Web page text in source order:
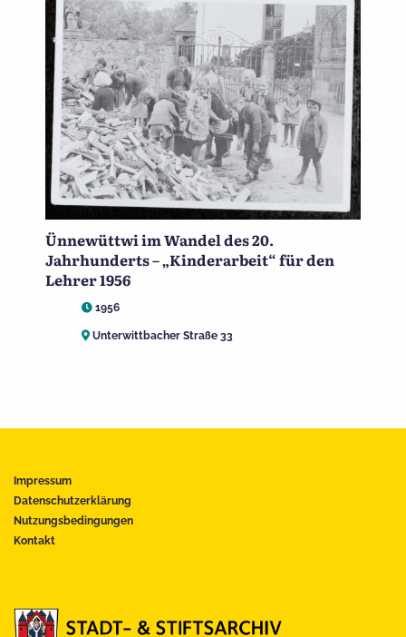
Ünnewüttwi im Wandel des 20.
Jahrhunderts – „Kinderarbeit“ für den
Lehrer 1956
1956
Unterwittbacher Straße 33
Impressum
Datenschutzerklärung
Nutzungsbedingungen
Kontakt